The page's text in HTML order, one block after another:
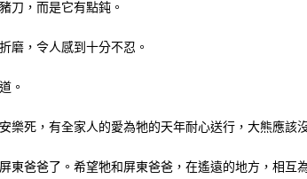
刀，而是它有點鈍。
磨，令人感到十分不忍。
。
樂死，有全家人的愛為牠的天年耐心送行，大熊應該
東爸爸了。希望牠和屏東爸爸，在遙遠的地方，相互